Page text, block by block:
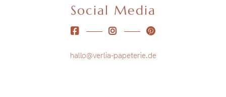
Social Media
hallo@verlia-papeterie.de